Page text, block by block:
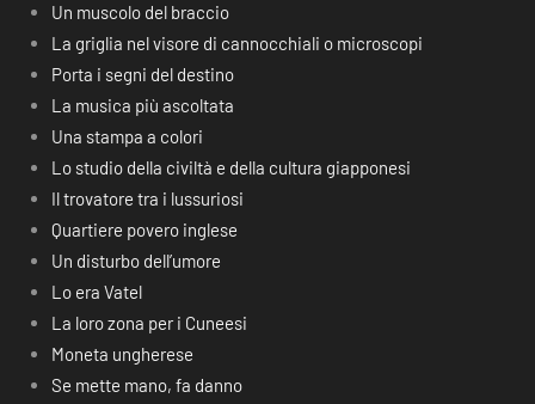
Un muscolo del braccio
La griglia nel visore di cannocchiali o microscopi
Porta i segni del destino
La musica più ascoltata
Una stampa a colori
Lo studio della civiltà e della cultura giapponesi
Il trovatore tra i lussuriosi
Quartiere povero inglese
Un disturbo dell’umore
Lo era Vatel
La loro zona per i Cuneesi
Moneta ungherese
Se mette mano, fa danno